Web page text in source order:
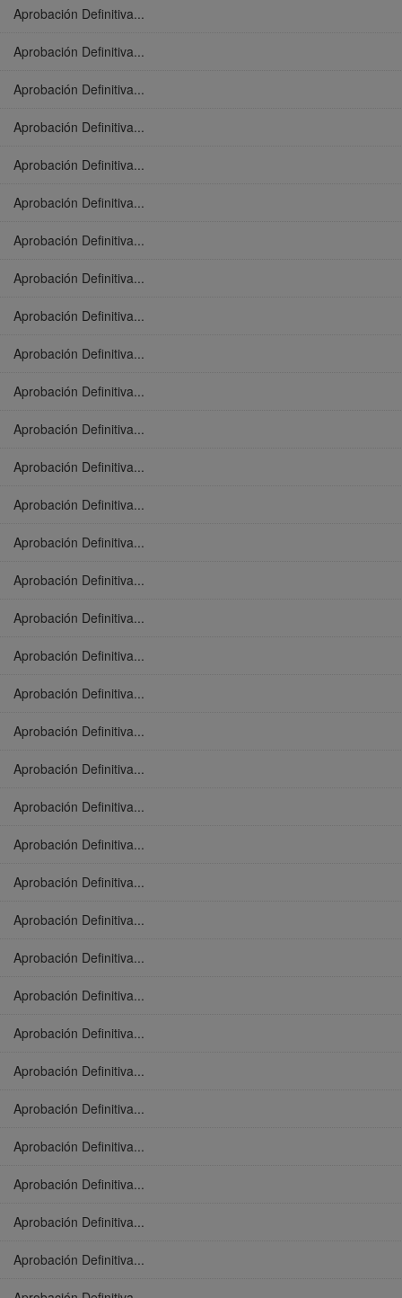
Aprobación Definitiva...
Aprobación Definitiva...
Aprobación Definitiva...
Aprobación Definitiva...
Aprobación Definitiva...
Aprobación Definitiva...
Aprobación Definitiva...
Aprobación Definitiva...
Aprobación Definitiva...
Aprobación Definitiva...
Aprobación Definitiva...
Aprobación Definitiva...
Aprobación Definitiva...
Aprobación Definitiva...
Aprobación Definitiva...
Aprobación Definitiva...
Aprobación Definitiva...
Aprobación Definitiva...
Aprobación Definitiva...
Aprobación Definitiva...
Aprobación Definitiva...
Aprobación Definitiva...
Aprobación Definitiva...
Aprobación Definitiva...
Aprobación Definitiva...
Aprobación Definitiva...
Aprobación Definitiva...
Aprobación Definitiva...
Aprobación Definitiva...
Aprobación Definitiva...
Aprobación Definitiva...
Aprobación Definitiva...
Aprobación Definitiva...
Aprobación Definitiva...